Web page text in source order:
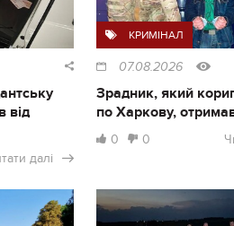
від
далі
КРИМІНАЛ
07.08.2026
Зрадник, який
по Харкову,
0 0